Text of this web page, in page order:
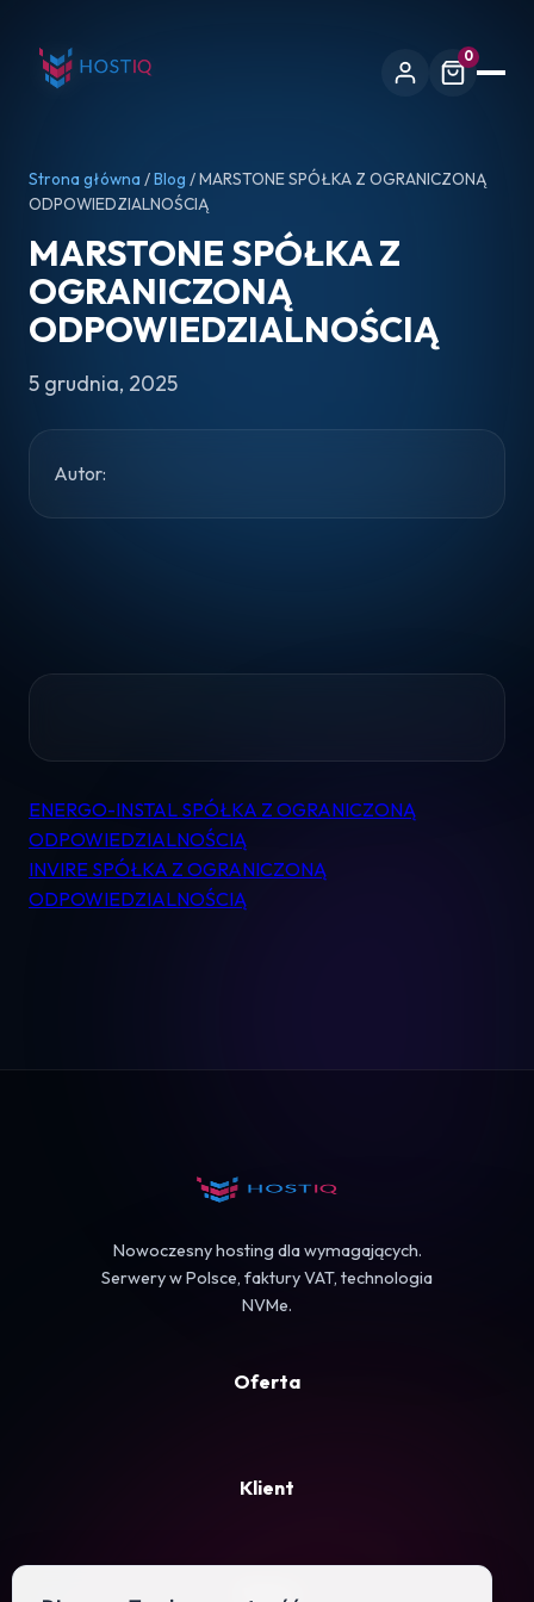
0
Pomoc
Kontakt
Strona główna /Blog / MARSTONE SPÓŁKA Z OGRANICZONĄ
ODPOWIEDZIALNOŚCIĄ
MARSTONE SPÓŁKA Z
OGRANICZONĄ
ODPOWIEDZIALNOŚCIĄ
5 grudnia, 2025
Autor:
Nawigacja
wpisu
ENERGO-INSTAL SPÓŁKA Z OGRANICZONĄ
ODPOWIEDZIALNOŚCIĄ
INVIRE SPÓŁKA Z OGRANICZONĄ
ODPOWIEDZIALNOŚCIĄ
Nowoczesny hosting dla wymagających.
Serwery w Polsce, faktury VAT, technologia
NVMe.
Oferta
Klient
Firma